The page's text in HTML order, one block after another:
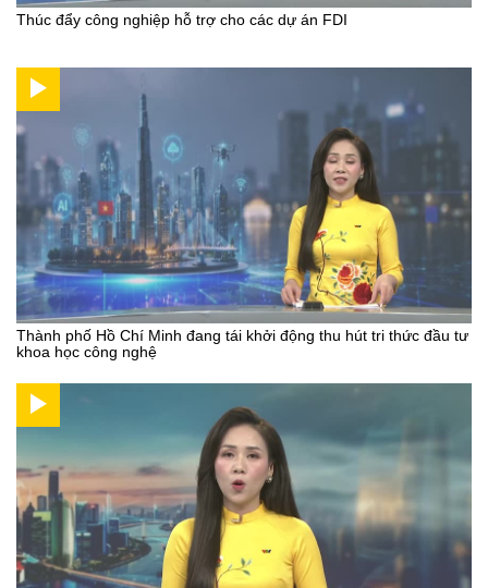
Thúc đẩy công nghiệp hỗ trợ cho các dự án FDI
Thành phố Hồ Chí Minh đang tái khởi động thu hút tri thức đầu tư
khoa học công nghệ